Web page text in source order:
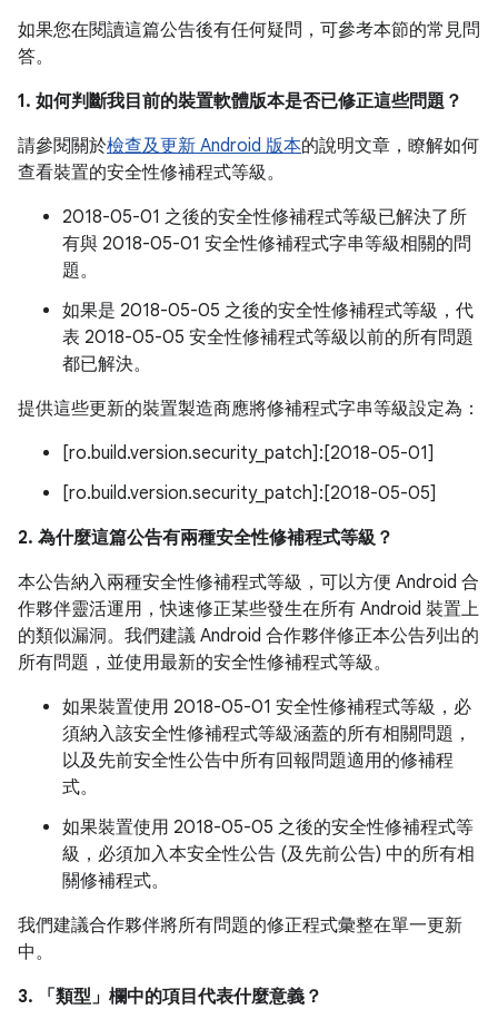
如果您在閱讀這篇公告後有任何疑問，可參考本節的常見問
答。
1. 如何判斷我目前的裝置軟體版本是否已修正這些問題？
請參閱關於檢查及更新 Android 版本的說明文章，瞭解如何
查看裝置的安全性修補程式等級。
2018-05-01 之後的安全性修補程式等級已解決了所
有與 2018-05-01 安全性修補程式字串等級相關的問
題。
如果是 2018-05-05 之後的安全性修補程式等級，代
表 2018-05-05 安全性修補程式等級以前的所有問題
都已解決。
提供這些更新的裝置製造商應將修補程式字串等級設定為：
[ro.build.version.security_patch]:[2018-05-01]
[ro.build.version.security_patch]:[2018-05-05]
2. 為什麼這篇公告有兩種安全性修補程式等級？
本公告納入兩種安全性修補程式等級，可以方便 Android 合
作夥伴靈活運用，快速修正某些發生在所有 Android 裝置上
的類似漏洞。我們建議 Android 合作夥伴修正本公告列出的
所有問題，並使用最新的安全性修補程式等級。
如果裝置使用 2018-05-01 安全性修補程式等級，必
須納入該安全性修補程式等級涵蓋的所有相關問題，
以及先前安全性公告中所有回報問題適用的修補程
式。
如果裝置使用 2018-05-05 之後的安全性修補程式等
級，必須加入本安全性公告 (及先前公告) 中的所有相
關修補程式。
我們建議合作夥伴將所有問題的修正程式彙整在單一更新
中。
3. 「類型」 欄中的項目代表什麼意義？